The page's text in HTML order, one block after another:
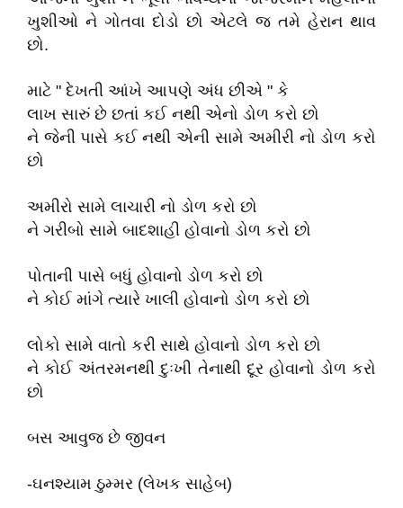
ખુશીઓ ને ગોતવા દોડો છો એટલે જ તમે હેરાન થાવ
છો.
માટે " દેખતી આંખે આપણે અંધ છીએ " કે
લાખ સારું છે છતાં કઈ નથી એનો ડોળ કરો છો
ને જેની પાસે કઈ નથી એની સામે અમીરી નો ડોળ કરો
છો
અમીરો સામે લાચારી નો ડોળ કરો છો
ને ગરીબો સામે બાદશાહી હોવાનો ડોળ કરો છો
પોતાની પાસે બધું હોવાનો ડોળ કરો છો
ને કોઈ માંગે ત્યારે ખાલી હોવાનો ડોળ કરો છો
લોકો સામે વાતો કરી સાથે હોવાનો ડોળ કરો છો
ને કોઈ અંતરમનથી દુઃખી તેનાથી દૂર હોવાનો ડોળ કરો
છો
બસ આવુજ છે જીવન
-ઘનશ્યામ ઠુમ્મર (લેખક સાહેબ)